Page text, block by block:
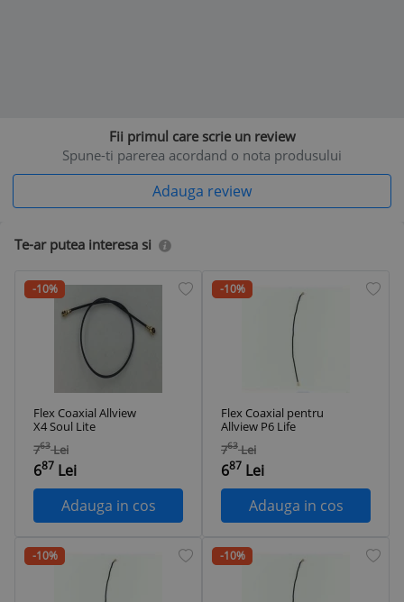
Fii primul care scrie un review
Spune-ti parerea acordand o nota produsului
Adauga review
Te-ar putea interesa si
-10%
Flex Coaxial Allview
X4 Soul Lite
763 Lei
687 Lei
Adauga in cos
-10%
Flex Coaxial pentru
Allview P6 Life
763 Lei
687 Lei
Adauga in cos
-10% -10%